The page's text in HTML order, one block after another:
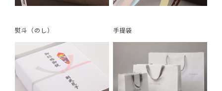
熨斗（のし） 手提袋